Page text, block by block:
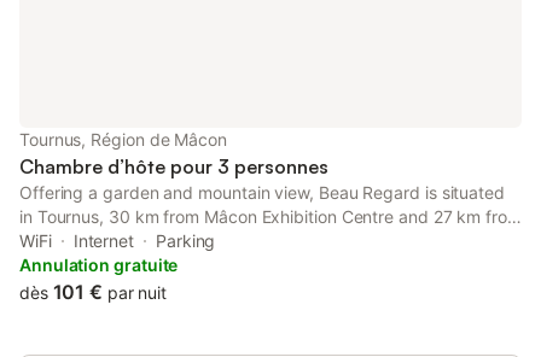
Tournus, Région de Mâcon
Chambre d’hôte pour 3 personnes
Offering a garden and mountain view, Beau Regard is situated
in Tournus, 30 km from Mâcon Exhibition Centre and 27 km from
Nicéphore-Niépce Museum. This property offers access to a
terrace, free private parking and free WiFi.
WiFi Internet
Parking
Annulation gratuite
dès 101 € par nuit